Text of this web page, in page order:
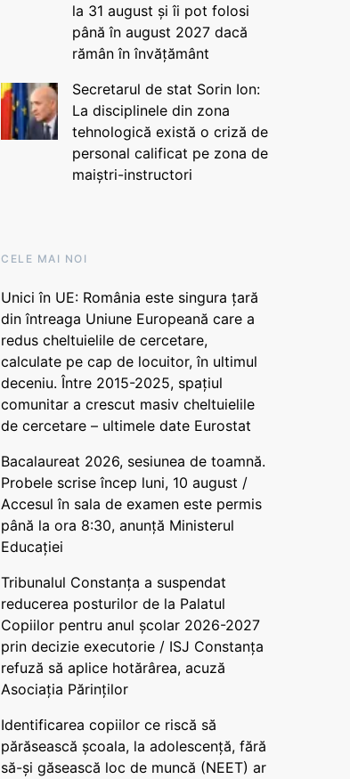
la 31 august și îi pot folosi
până în august 2027 dacă
rămân în învățământ
Secretarul de stat Sorin Ion:
La disciplinele din zona
tehnologică există o criză de
personal calificat pe zona de
maiștri-instructori
CELE MAI NOI
Unici în UE: România este singura țară
din întreaga Uniune Europeană care a
redus cheltuielile de cercetare,
calculate pe cap de locuitor, în ultimul
deceniu. Între 2015-2025, spațiul
comunitar a crescut masiv cheltuielile
de cercetare – ultimele date Eurostat
Bacalaureat 2026, sesiunea de toamnă.
Probele scrise încep luni, 10 august /
Accesul în sala de examen este permis
până la ora 8:30, anunță Ministerul
Educației
Tribunalul Constanța a suspendat
reducerea posturilor de la Palatul
Copiilor pentru anul școlar 2026-2027
prin decizie executorie / ISJ Constanța
refuză să aplice hotărârea, acuză
Asociația Părinților
Identificarea copiilor ce riscă să
părăsească școala, la adolescență, fără
să-și găsească loc de muncă (NEET) ar